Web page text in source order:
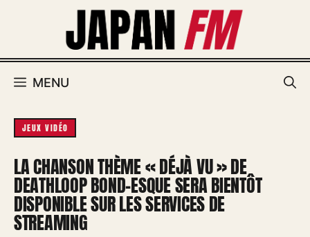
MENU
JEUX VIDÉO
LA CHANSON THÈME « DÉJÀ VU » DE
DEATHLOOP BOND-ESQUE SERA BIENTÔT
DISPONIBLE SUR LES SERVICES DE
STREAMING